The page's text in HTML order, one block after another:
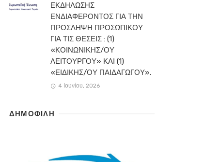
ΕΚΔΗΛΩΣΗΣ
ΕΝΔΙΑΦΕΡΟΝΤΟΣ ΓΙΑ ΤΗΝ
ΠΡΟΣΛΗΨΗ ΠΡΟΣΩΠΙΚΟΥ
ΓΙΑ ΤΙΣ ΘΕΣΕΙΣ : (1)
«ΚΟΙΝΩΝΙΚΗΣ/ΟΥ
ΛΕΙΤΟΥΡΓΟΥ» ΚΑΙ (1)
«ΕΙΔΙΚΗΣ/ΟΥ ΠΑΙΔΑΓΩΓΟΥ».
4 Ιουνίου, 2026
ΔΗΜΟΦΙΛΗ